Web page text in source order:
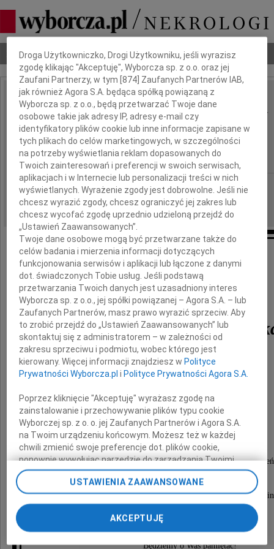
Nekrologi Odeszli Poradnik pogrzebowy
IMIĘ I NAZWISKO:
Katarzyna Doraczyńska
,
Paweł Wypych
REGION: cała Polska
DATA EMISJI: 12.04.2010
Z ogromnym bólem żegnamy
Katarzynę
oraz
Pawła Wypycha
zmarłych tragicznie w katastrofie lotniczej pod
Radnych Dzielnicy Praga Południe,
ludzi przepojonych pasją działania i chęcią służenia
zasłużonych dla naszej dzielnicy.
Będziemy o Was pamiętać!
Dbamy o Twoją prywatność
Droga Użytkowniczko, Drogi Użytkowniku, jeśli wyrazisz
zgodę klikając "Akceptuję", Wyborcza sp. z o.o. oraz jej
Zaufani Partnerzy, w tym [874 ] Zaufanych Partnerów IAB,
jak również Agora S.A. będąca spółką powiązaną z
Wyborcza sp. z o.o., będą przetwarzać Twoje dane
osobowe takie jak adresy IP, adresy e-mail czy
identyfikatory plików cookie lub inne informacje zapisane w
tych plikach do celów marketingowych, w szczególności
na potrzeby wyświetlania reklam dopasowanych do
Twoich zainteresowań i preferencji w swoich serwisach,
aplikacjach i w Internecie lub personalizacji treści w nich
wyświetlanych. Wyrażenie zgody jest dobrowolne. Jeśli nie
chcesz wyrazić zgody, chcesz ograniczyć jej zakres lub
chcesz wycofać zgodę uprzednio udzieloną przejdź do
„Ustawień Zaawansowanych”.
Twoje dane osobowe mogą być przetwarzane także do
celów badania i mierzenia informacji dotyczących
funkcjonowania serwisów i aplikacji lub łączone z danymi
dot. świadczonych Tobie usług. Jeśli podstawą
przetwarzania Twoich danych jest uzasadniony interes
Wyborcza sp. z o.o., jej spółki powiązanej – Agora S.A. – lub
Zaufanych Partnerów, masz prawo wyrazić sprzeciw. Aby
to zrobić przejdź do „Ustawień Zaawansowanych” lub
skontaktuj się z administratorem – w zależności od
zakresu sprzeciwu i podmiotu, wobec którego jest
kierowany. Więcej informacji znajdziesz w Polityce
Prywatności Wyborcza.pl i Polityce Prywatności Agora S.A.
Poprzez kliknięcie "Akceptuję" wyrażasz zgodę na
zainstalowanie i przechowywanie plików typu cookie
Wyborczej sp. z o. o. jej Zaufanych Partnerów i Agora S.A.
na Twoim urządzeniu końcowym. Możesz też w każdej
chwili zmienić swoje preferencje dot. plików cookie,
ponownie wywołując narzędzie do zarządzania Twoimi
preferencjami dot. przetwarzania danych poprzez
odnośnik „Ustawienia prywatności” w stopce serwisu i
przechodząc do sekcji „Ustawienia zaawansowane”.
Zmiana ustawień plików cookie możliwa jest także za
pomocą ustawień przeglądarki.
My, nasi Zaufani Partnerzy i Agora S.A. możemy
USTAWIENIA ZAAWANSOWANE
AKCEPTUJĘ